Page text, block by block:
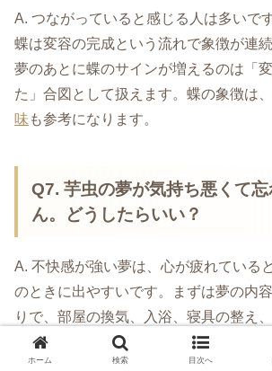
A. つながっていると感じる人は多いで
蝶は変容の完成という流れで象徴が連
夢のあとに蝶のサインが増えるのは「
た」合図として扱えます。蝶の象徴は、
味 も参考になります。
Q7. 芋虫の夢が気持ち悪くて
ん。どうしたらいい？
A. 不快感が強い夢は、心が疲れている
のときに出やすいです。まずは夢の内容
りで、部屋の換気、入浴、寝具の整え
などをやってみてください。夢は「休
サインとして機能することがあり、対
ホーム 検索 目次へ